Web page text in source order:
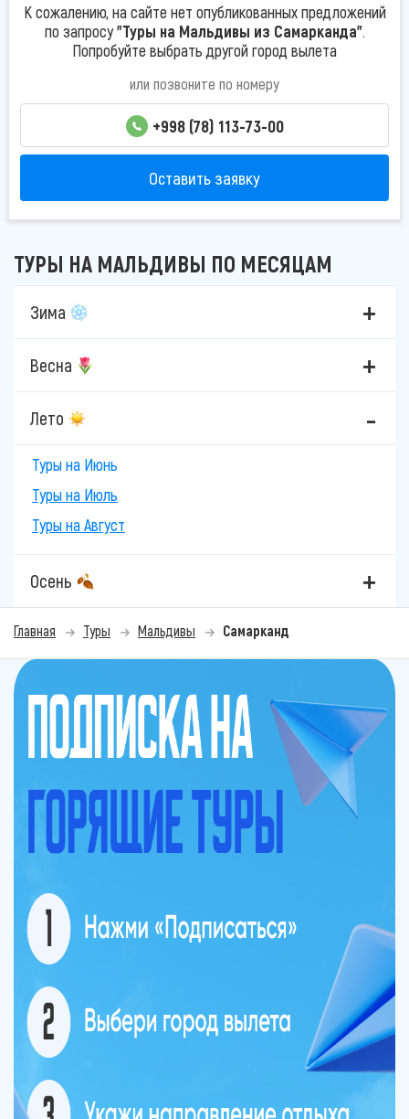
К сожалению, на сайте нет опубликованных предложений
по запросу"Туры на Мальдивы из Самарканда".
Попробуйте выбрать другой город вылета
или позвоните по номеру
+998 (78) 113-73-00
Оставить заявку
ТУРЫ НА МАЛЬДИВЫ ПО МЕСЯЦАМ
Зима
Весна
Лето
Туры на Июнь
Туры на Июль
Туры на Август
Осень
Главная Туры Мальдивы Самарканд